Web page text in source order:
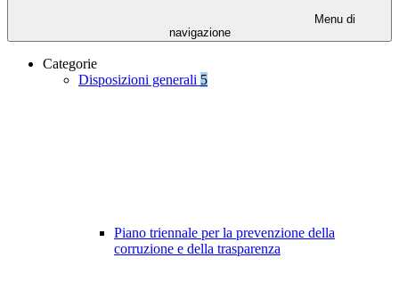
Menu di
navigazione
Categorie
Disposizioni generali 5
Piano triennale per la prevenzione della
corruzione e della trasparenza